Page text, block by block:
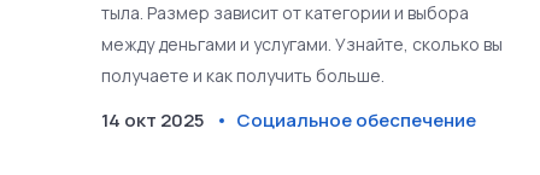
тыла. Размер зависит от категории и выбора
между деньгами и услугами. Узнайте, сколько вы
получаете и как получить больше.
14 окт 2025 Социальное обеспечение